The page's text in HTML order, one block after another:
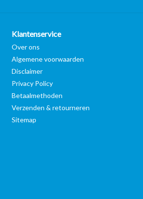
Klantenservice
Over ons
Algemene voorwaarden
Disclaimer
Privacy Policy
Betaalmethoden
Verzenden & retourneren
Sitemap